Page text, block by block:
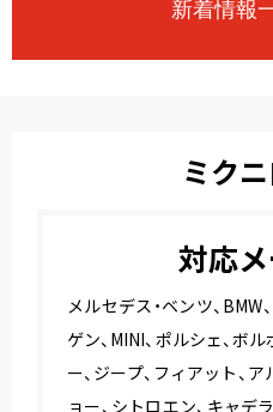
新着情報
ミク
対応
メルセデス・ベンツ、
ゲン、MINI、ポルシェ、ボ
ー、ジープ、フィアット、
ョー、シトロエン、キャデ